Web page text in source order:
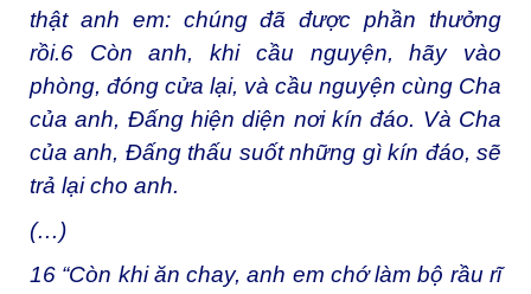
thật anh em: chúng đã được phần thưởng
rồi.6 Còn anh, khi cầu nguyện, hãy vào
phòng, đóng cửa lại, và cầu nguyện cùng Cha
của anh, Đấng hiện diện nơi kín đáo. Và Cha
của anh, Đấng thấu suốt những gì kín đáo, sẽ
trả lại cho anh.
(…)
16 “Còn khi ăn chay, anh em chớ làm bộ rầu rĩ